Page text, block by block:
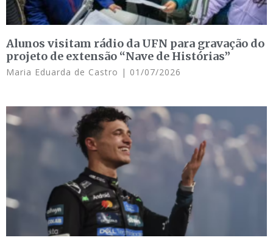
Alunos visitam rádio da UFN para gravação do
projeto de extensão “Nave de Histórias”
Maria Eduarda de Castro 01/07/2026